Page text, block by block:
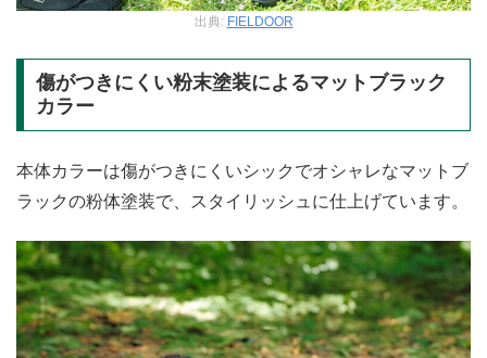
出典: FIELDOOR
傷がつきにくい粉末塗装によるマットブラック
カラー
本体カラーは傷がつきにくいシックでオシャレなマットブ
ラックの粉体塗装で、スタイリッシュに仕上げています。